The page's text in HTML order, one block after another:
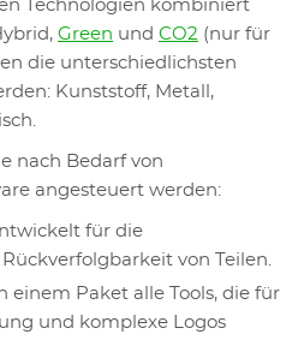
Technologien kombiniert
Green und CO2 (nur für
die unterschiedlichsten
Kunststoff, Metall,
nach Bedarf von
angesteuert werden:
für die
von Teilen.
einem Paket alle Tools, die für
und komplexe Logos